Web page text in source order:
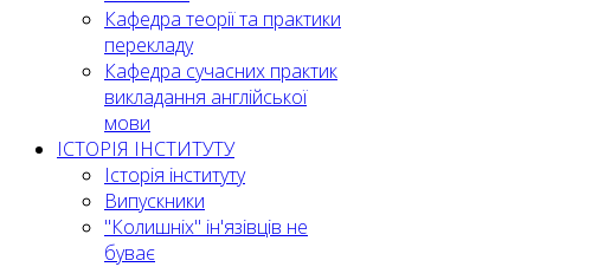
Кафедра теорії та практики
перекладу
Кафедра сучасних практик
викладання англійської
мови
ІСТОРІЯ ІНСТИТУТУ
Історія інституту
Випускники
"Колишніх" ін'язівців не
буває